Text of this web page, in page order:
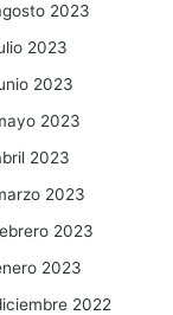
2023
2023
2023
2023
2023
2023
2023
2023
2022